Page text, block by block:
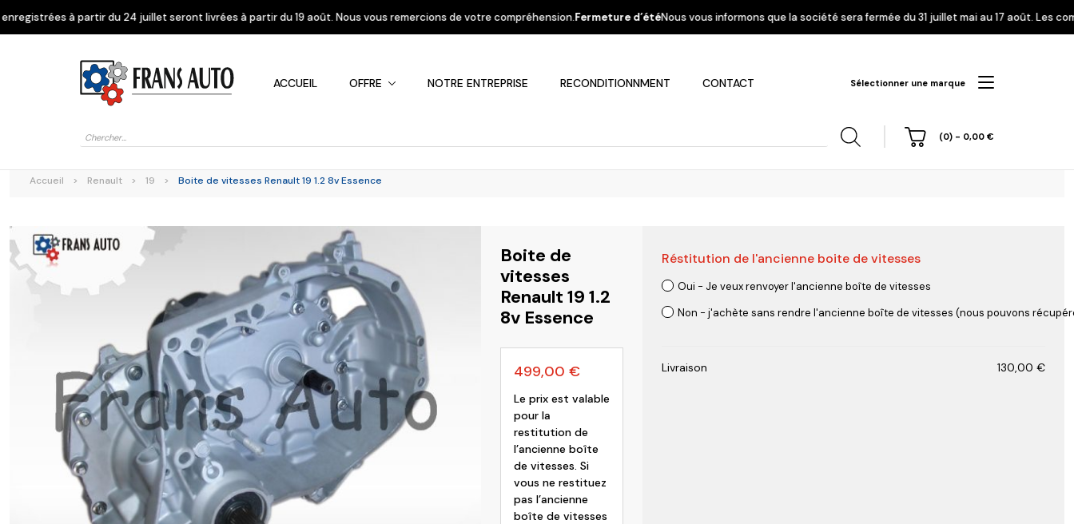
24 juillet seront livrées à partir du 19 août. Nous vous remercions de votre compréhension.Fermeture d’étéNous vous informons que la société sera fermée du 31 juillet mai au 17 août. Les commandes
ACCUEIL OFFRE NOTRE ENTREPRISE RECONDITIONNMENT CONTACT
Recherche
produits
(0) - 0,00 €
Sélectionner une marque
Alfa Romeo Dacia Fiat Kia Mitsubishi Nissan Opel Peugeot
Renault Suzuki Toyota Volvo
Accueil > Renault > 19 > Boite de vitesses Renault 19 1.2 8v Essence
Boite de
vitesses
Renault 19 1.2
8v Essence
499,00 €
Le prix est valable
pour la
restitution de
l’ancienne boîte
de vitesses. Si
vous ne restituez
pas l’ancienne
boîte de vitesses
Réstitution de l'ancienne boite de vitesses
Oui - Je veux renvoyer l'ancienne boîte de vitesses
Non - j'achète sans rendre l'ancienne boîte de vitesses (nous pouvons
Livraison 130,00 €